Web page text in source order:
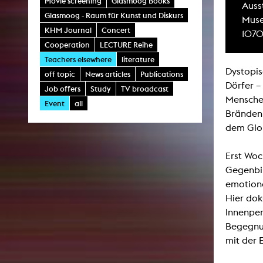
Glasmoog - Raum für Kunst und Diskurs
KHM Journal
Concert
Cooperation
LECTURE Reihe
Teachers elsewhere
literature
off topic
News articles
Publications
Job offers
Study
TV broadcast
Event
all
Dörfer
dem
Erst
Hier
mit der
Artistic work students
KHM Research
Event recording
Photoszene an der KHM
25 years KHM / Studio talks